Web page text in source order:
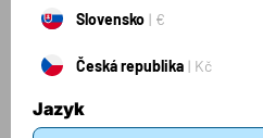
Kolekcie
Slovensko €
Česká republika Kč
Jazyk